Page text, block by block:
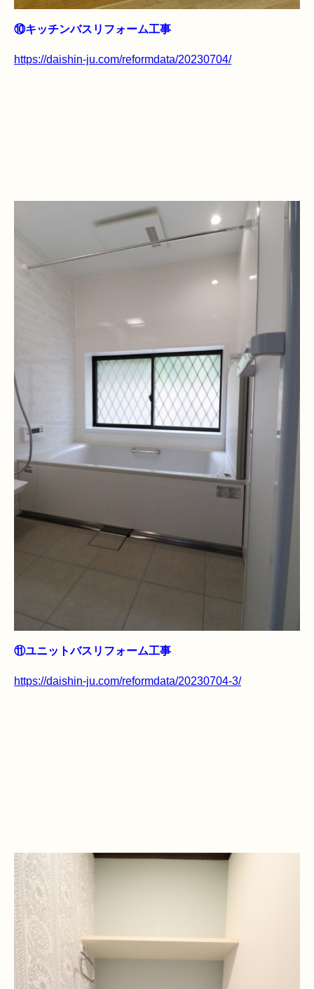
⑩キッチンバスリフォーム工事
https://daishin-ju.com/reformdata/20230704/
⑪ユニットバスリフォーム工事
https://daishin-ju.com/reformdata/20230704-3/